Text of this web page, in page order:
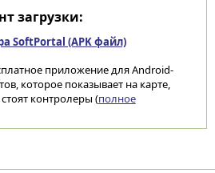
загрузки:
SoftPortal (APK файл)
приложение для Android-
которое показывает на карте,
контролеры (полное